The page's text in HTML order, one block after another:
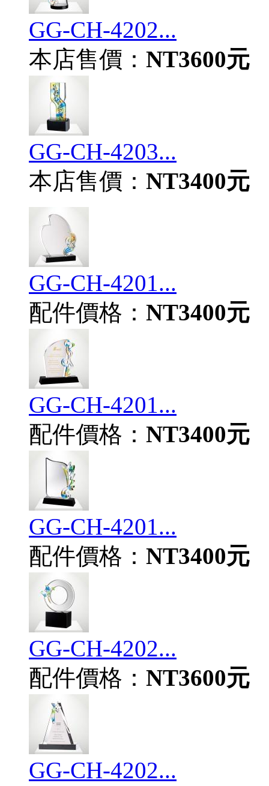
GG-CH-4202...
本店售價： NT3600元
GG-CH-4203...
本店售價： NT3400元
GG-CH-4201...
配件價格： NT3400元
GG-CH-4201...
配件價格： NT3400元
GG-CH-4201...
配件價格： NT3400元
GG-CH-4202...
配件價格： NT3600元
GG-CH-4202...